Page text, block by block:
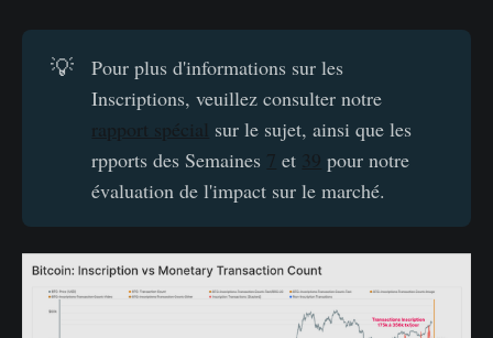
💡
Pour plus d'informations sur les
Inscriptions, veuillez consulter notre
rapport spécial sur le sujet, ainsi que les
rpports des Semaines 7 et 39 pour notre
évaluation de l'impact sur le marché.